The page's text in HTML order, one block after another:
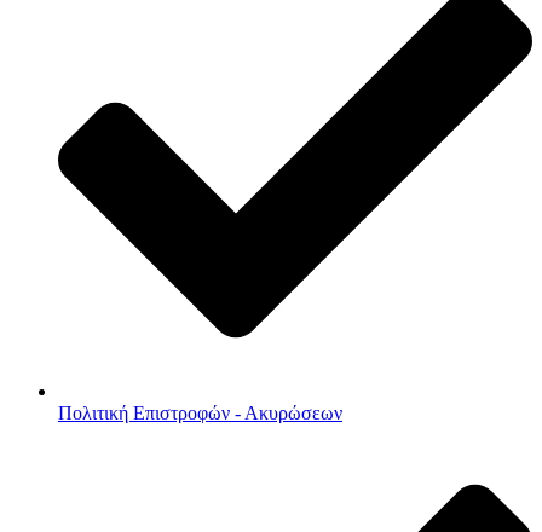
Πολιτική Επιστροφών - Ακυρώσεων